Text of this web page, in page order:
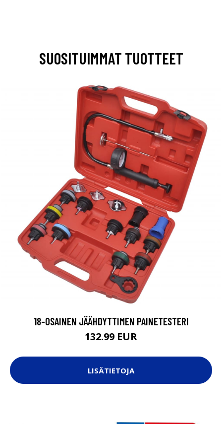
SUOSITUIMMAT TUOTTEET
18-OSAINEN JÄÄHDYTTIMEN PAINETESTERI
132.99 EUR
LISÄTIETOJA